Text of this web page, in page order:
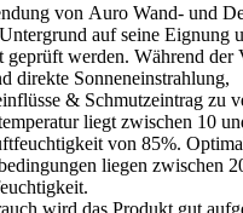
von Auro Wand- und
auf seine Eignung
geprüft werden. Während der
direkte Sonneneinstrahlung,
& Schmutzeintrag zu
liegt zwischen 10
von 85%.
liegen zwischen
wird das Produkt gut